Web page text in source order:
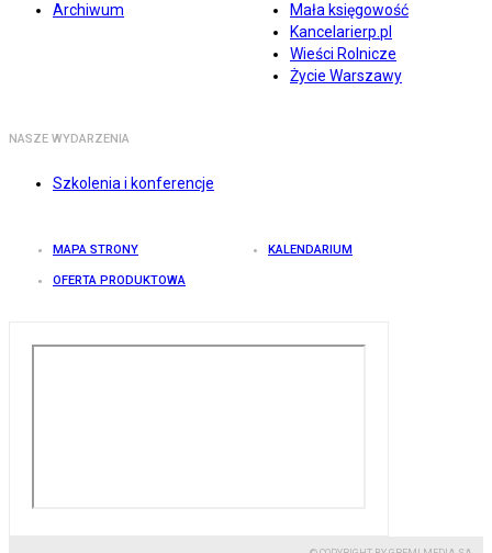
Archiwum
Mała księgowość
Kancelarierp.pl
Wieści Rolnicze
Życie Warszawy
NASZE WYDARZENIA
Szkolenia i konferencje
MAPA STRONY KALENDARIUM
OFERTA PRODUKTOWA